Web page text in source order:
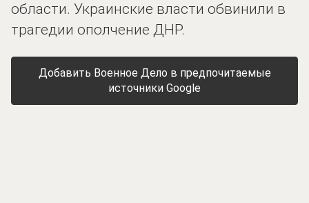
области. Украинские власти обвинили в
трагедии ополчение ДНР.
Добавить Военное Дело в предпочитаемые
источники Google